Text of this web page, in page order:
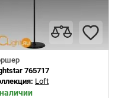
765717
Loft